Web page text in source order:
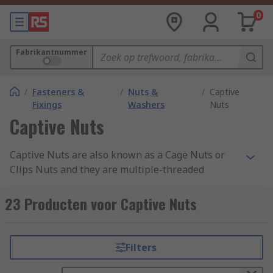
0
Fabrikantnummer
/ Fasteners &
Fixings
/ Nuts &
Washers
/ Captive
Nuts
Captive Nuts
Captive Nuts are also known as a Cage Nuts or
Clips Nuts and they are multiple-threaded
They are mostly square nuts in a spring steel
cage which wraps around the nut. The cage is
cage to be inserted into the mounting hole and
when released, secure, lock and hold the nut is
23 Producten voor Captive Nuts
Filters